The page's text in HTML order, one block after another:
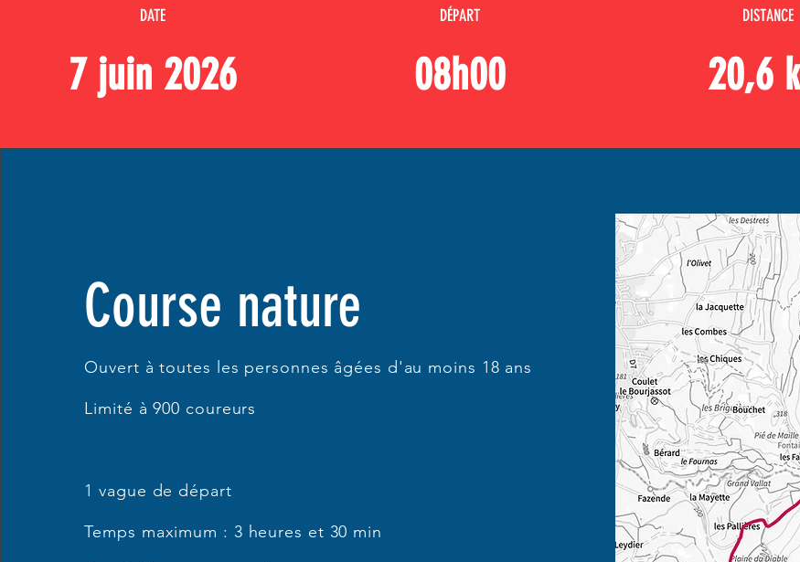
DATE
7 juin 2026
DÉPART
08h00
DISTANCE
20,6
Course nature​
Ouvert à toutes les personnes âgées d'au moins 18 ans
Limité à 900 coureurs
1 vague de départ
Temps maximum : 3 heures et 30 min